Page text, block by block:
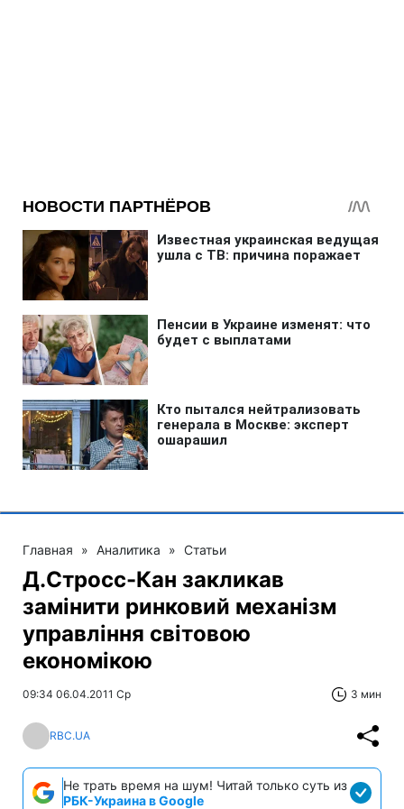
Главная » Аналитика » Статьи
Д.Стросс-Кан закликав
замінити ринковий механізм
управління світовою
економікою
09:34 06.04.2011 Ср 3 мин
RBC.UA
Не трать время на шум! Читай только суть из
РБК-Украина в Google